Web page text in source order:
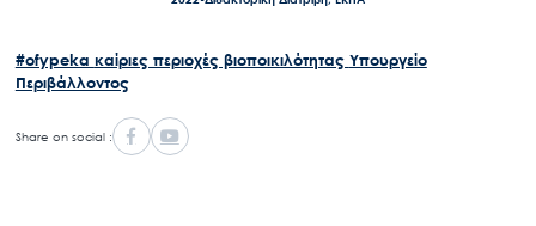
Νέα – Δημοσιότητα
#ofypeka καίριες περιοχές βιοποικιλότητας Υπουργείο
Περιβάλλοντος
Share on social :